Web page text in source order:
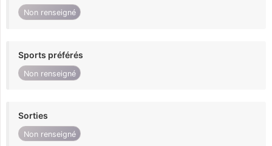
Non renseigné
Sports préférés
Non renseigné
Sorties
Non renseigné